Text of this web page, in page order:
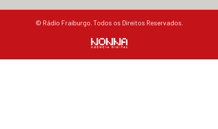
© Rádio Fraiburgo. Todos os Direitos Reservados.